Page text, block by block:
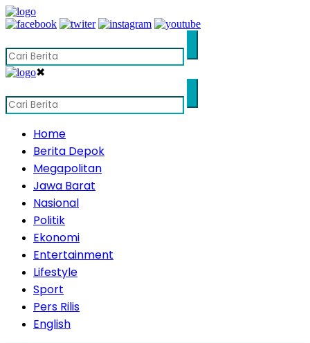
✖
Home
Berita Depok
Megapolitan
Jawa Barat
Nasional
Politik
Ekonomi
Entertainment
Lifestyle
Sport
Pers Rilis
English